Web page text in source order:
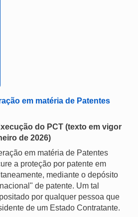
em matéria de Patentes
do PCT (texto em vigor
de 2026)
em matéria de Patentes
a proteção por patente em
mediante o depósito
de patente. Um tal
por qualquer pessoa que
de um Estado Contratante.